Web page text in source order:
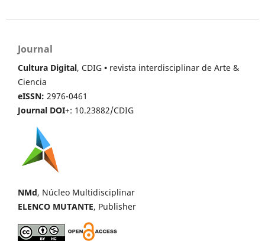
Journal
Cultura Digital, CDIG • revista interdisciplinar de Arte &
Ciencia
eISSN: 2976-0461
Journal DOI+: 10.23882/CDIG
NMd, Núcleo Multidisciplinar
ELENCO MUTANTE, Publisher